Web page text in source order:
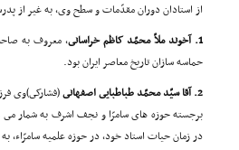
از استادان دوران مقدّمات و سطح وى، به غیر از
1. آخوند ملاّ محمّد کاظم خراسانى
، معروف به
حماسه سازان تاریخ معاصر ایران بود.
2. آقا سیّد محمّد طباطبایى اصفهانى
(فشارکى)وى
برجسته حوزه هاى سامرّا و نجف اشرف به شمار
در زمان حیات استاد خود، در حوزه علمیه